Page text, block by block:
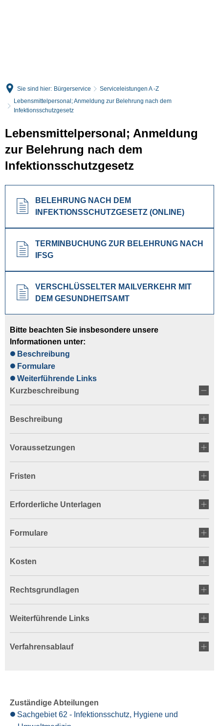
Sie sind hier: Bürgerservice
Serviceleistungen A -Z
Lebensmittelpersonal; Anmeldung zur Belehrung nach dem
Infektionsschutzgesetz
Lebensmittelpersonal; Anmeldung
zur Belehrung nach dem
Infektionsschutzgesetz
BELEHRUNG NACH DEM
INFEKTIONSSCHUTZGESETZ (ONLINE)
TERMINBUCHUNG ZUR BELEHRUNG NACH
IFSG
VERSCHLÜSSELTER MAILVERKEHR MIT
DEM GESUNDHEITSAMT
Bitte beachten Sie insbesondere unsere
Informationen unter:
Beschreibung
Formulare
Weiterführende Links
Kurzbeschreibung
Beschreibung
Voraussetzungen
Fristen
Erforderliche Unterlagen
Formulare
Kosten
Rechtsgrundlagen
Weiterführende Links
Verfahrensablauf
Zuständige Abteilungen
Sachgebiet 62 - Infektionsschutz, Hygiene und